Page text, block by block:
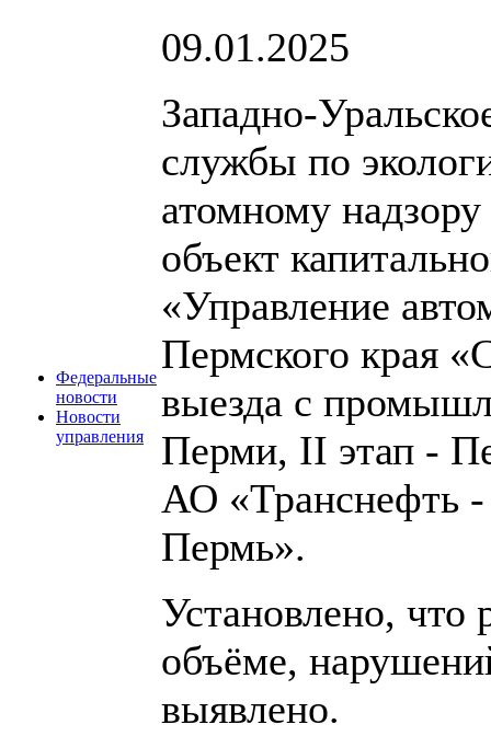
Федеральные
новости
Новости
управления
09.01.2025
Западно-
службы по
атомному
объект
«Управление
Пермского края
выезда с
Перми, II этап -
АО «Транснефть
Пермь».
Установлено,
объёме,
выявлено.